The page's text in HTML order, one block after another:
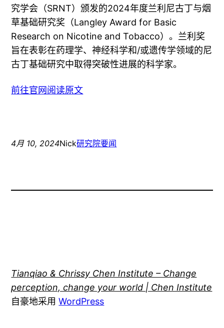
究学会（SRNT）颁发的2024年度兰利尼古丁与烟
草基础研究奖（Langley Award for Basic
Research on Nicotine and Tobacco）。兰利奖
旨在表彰在药理学、神经科学和/或遗传学领域的尼
古丁基础研究中取得突破性进展的科学家。
前往官网阅读原文
4月 10, 2024Nick研究院要闻
Tianqiao & Chrissy Chen Institute – Change
perception, change your world | Chen Institute
自豪地采用WordPress